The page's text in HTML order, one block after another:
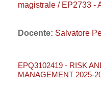
magistrale / EP2733 -
Docente: Salvatore
EPQ3102419 - RISK
MANAGEMENT 2025-